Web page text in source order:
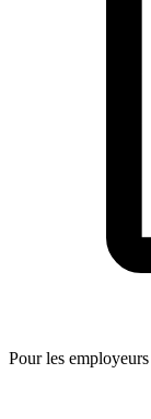
Pour les employeurs